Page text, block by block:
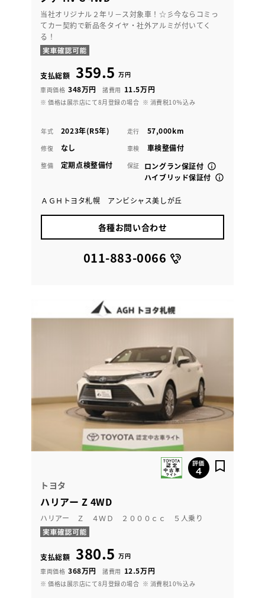
当社オリジナル２年リ－ス対象車！☆彡今ならコミっ
てカー契約で新品冬タイヤ・社外アルミが付いてく
る！
支払総額 359.5 万円
車両価格 348万円 諸費用 11.5万円
※ 価格は展示店にて8月登録の場合 ※ 消費税10％込み
年式 2023年(R5年) 走行 57,000km
修復 なし 車検 車検整備付
整備 定期点検整備付 保証
ロングラン保証付
ハイブリッド保証付
ＡＧＨトヨタ札幌 アンビシャス美しが丘
各種お問い合わせ
011-883-0066
トヨタ
ハリアー Z 4WD
ハリアー Ｚ ４ＷＤ ２０００ｃｃ ５人乗り
支払総額 380.5 万円
車両価格 368万円 諸費用 12.5万円
※ 価格は展示店にて8月登録の場合 ※ 消費税10％込み